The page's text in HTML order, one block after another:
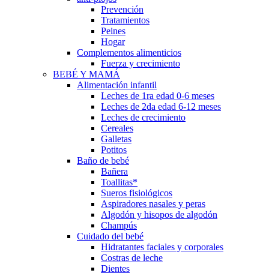
Prevención
Tratamientos
Peines
Hogar
Complementos alimenticios
Fuerza y crecimiento
BEBÉ Y MAMÁ
Alimentación infantil
Leches de 1ra edad 0-6 meses
Leches de 2da edad 6-12 meses
Leches de crecimiento
Cereales
Galletas
Potitos
Baño de bebé
Bañera
Toallitas*
Sueros fisiológicos
Aspiradores nasales y peras
Algodón y hisopos de algodón
Champús
Cuidado del bebé
Hidratantes faciales y corporales
Costras de leche
Dientes